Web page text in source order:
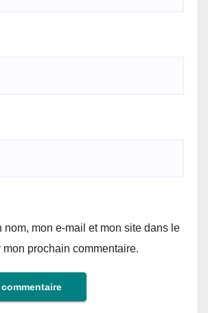
nom, mon e-mail et mon site dans le
prochain commentaire.